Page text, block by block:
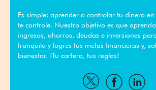
Es simple: aprender a controlar tu dinero
te controle. Nuestro objetivo es que
ingresos, ahorros, deudas e inversiones
tranquilo y logres tus metas financieras y,
bienestar. ¡Tu cartera, tus reglas!
Compartir
por
por